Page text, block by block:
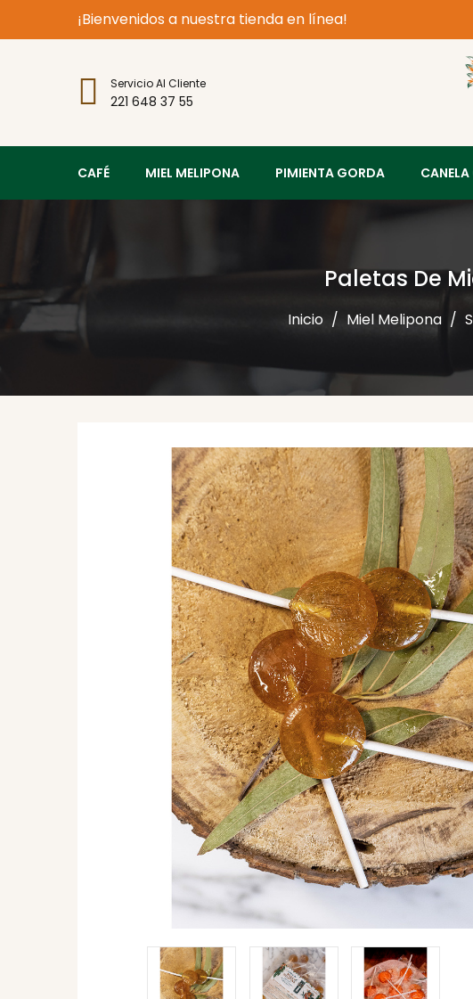
¡Bienvenidos a nuestra tienda en línea!
Servicio Al Cliente
221 648 37 55
CAFÉ MIEL MELIPONA PIMIENTA GORDA CANELA
Paletas De
Inicio Miel Melipona